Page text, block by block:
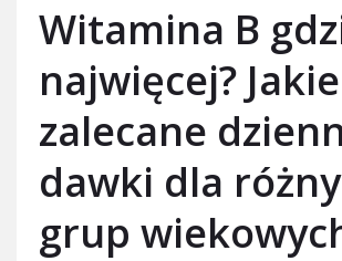
Witamina B
najwięcej?
zalecane
dawki dla
grup